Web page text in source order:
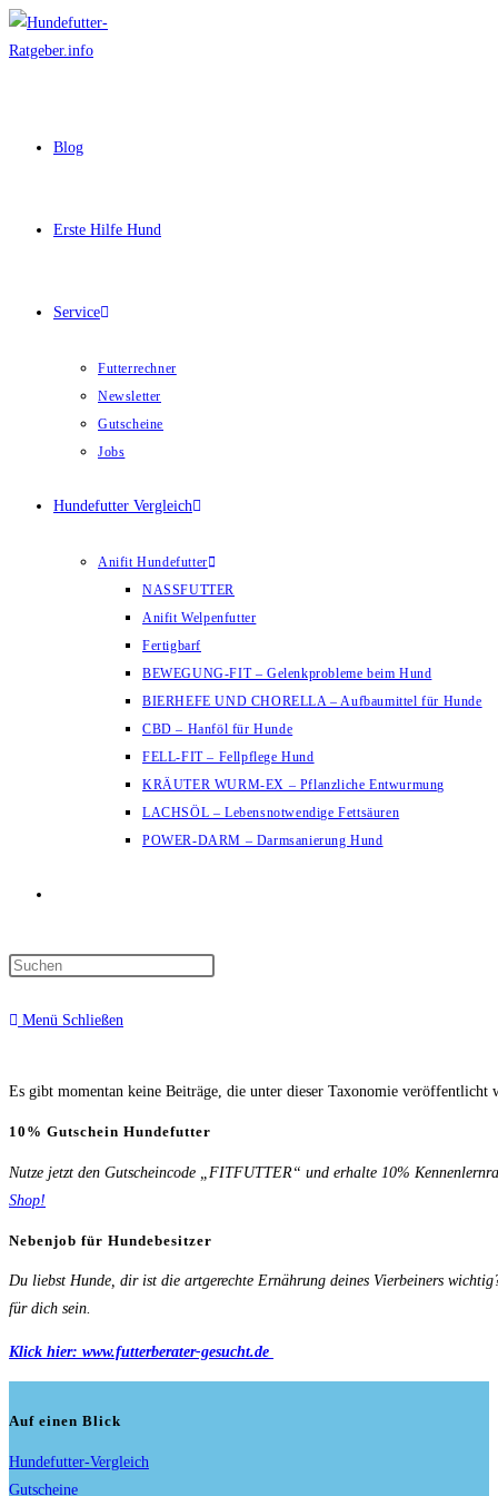
Zum
Inhalt
Blog
Erste Hilfe Hund
Service
Futterrechner
Newsletter
Gutscheine
Jobs
Hundefutter Vergleich
Anifit Hundefutter
NASSFUTTER
Anifit Welpenfutter
Fertigbarf
BEWEGUNG-FIT – Gelenkprobleme beim Hund
BIERHEFE UND CHORELLA – Aufbaumittel für Hunde
CBD – Hanföl für Hunde
FELL-FIT – Fellpflege Hund
KRÄUTER WURM-EX – Pflanzliche Entwurmung
LACHSÖL – Lebensnotwendige Fettsäuren
POWER-DARM – Darmsanierung Hund
Suche
Menü Schließen
Es gibt momentan keine Beiträge, die unter dieser Taxonomie veröffentlicht
10% Gutschein Hundefutter
Nutze jetzt den Gutscheincode „FITFUTTER“ und erhalte 10%
Shop!
Nebenjob für Hundebesitzer
Du liebst Hunde, dir ist die artgerechte Ernährung deines Vierbeiners
für dich sein.
Klick hier: www.futterberater-gesucht.de
Auf einen Blick
Hundefutter-Vergleich
Gutscheine